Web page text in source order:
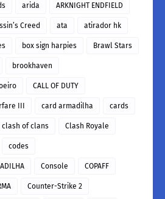
arida ARKNIGHT ENDFIELD
Creed ata atirador hk
box sign harpies Brawl Stars
brookhaven
CALL OF DUTY
III card armadilha cards
clash of clans Clash Royale
codes
Console COPAFF
Counter-Strike 2